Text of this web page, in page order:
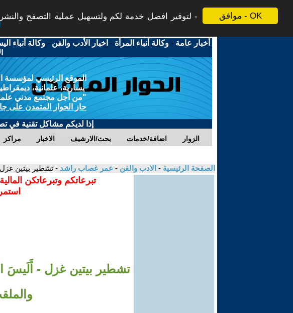
موافق - OK
لتوفير افضل خدمة لكم ولتسهيل عملية التصفح
أخبار عامة -وكالة أنباء المرأة - اخبار الأدب والفن -وكالة أنباء
الموقع الرئيسي لمؤسسة
يسارية، علمانية،
"من أجل مجتمع مدني
حاز الحوار المتمدن على
إذا لديكم مشاكل تقنية في
مراكز الاخبار بحث/الارشيف اضافة/خدمات الزوار
الصفحة الرئيسية - الادب والفن - عمر غصاب راشد - تشطير بيتين
تبرعاتكم وتبرعاتكن
تشطير بيتين غزل - أَلَيسَ